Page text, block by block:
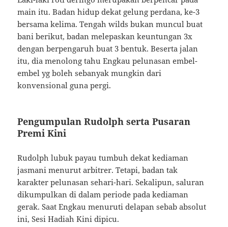
main itu. Badan hidup dekat gelung perdana, ke-3
bersama kelima. Tengah wilds bukan muncul buat
bani berikut, badan melepaskan keuntungan 3x
dengan berpengaruh buat 3 bentuk. Beserta jalan
itu, dia menolong tahu Engkau pelunasan embel-
embel yg boleh sebanyak mungkin dari
konvensional guna pergi.
Pengumpulan Rudolph serta Pusaran
Premi Kini
Rudolph lubuk payau tumbuh dekat kediaman
jasmani menurut arbitrer. Tetapi, badan tak
karakter pelunasan sehari-hari. Sekalipun, saluran
dikumpulkan di dalam periode pada kediaman
gerak. Saat Engkau menuruti delapan sebab absolut
ini, Sesi Hadiah Kini dipicu.